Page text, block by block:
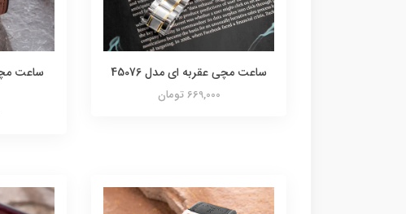
ساعت مچی عقربه ای مدل 45076
669,000 تومان